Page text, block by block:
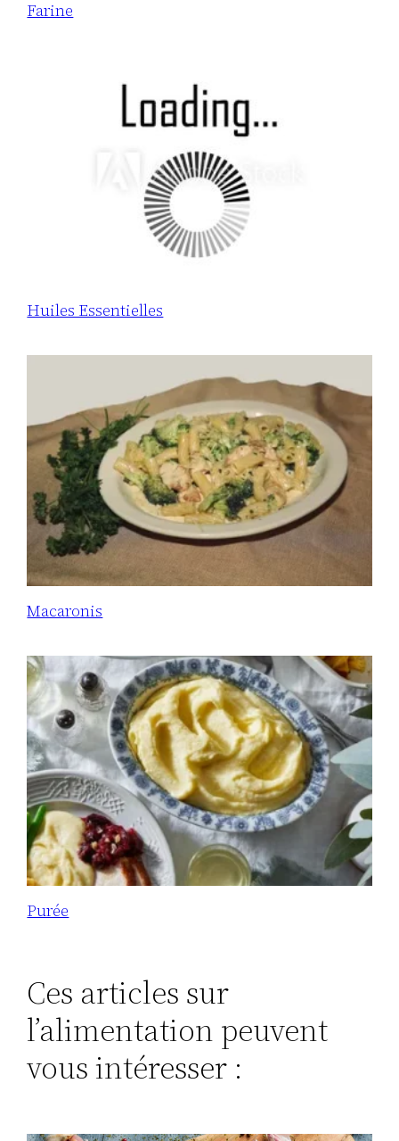
Farine
Huiles Essentielles
Macaronis
Purée
Ces articles sur
l’alimentation peuvent
vous intéresser :